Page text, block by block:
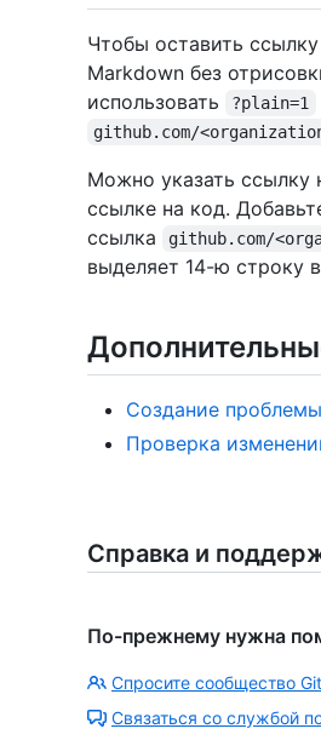
Чтобы оставить
Markdown без
использовать
?plain=1
github.com/
Можно указать ссылку
ссылке на код.
ссылка
github.com/
выделяет 14-ю строку
Создание проблемы
Проверка
Справка и
По-прежнему нужна
Спросите сообщество
Связаться со службой